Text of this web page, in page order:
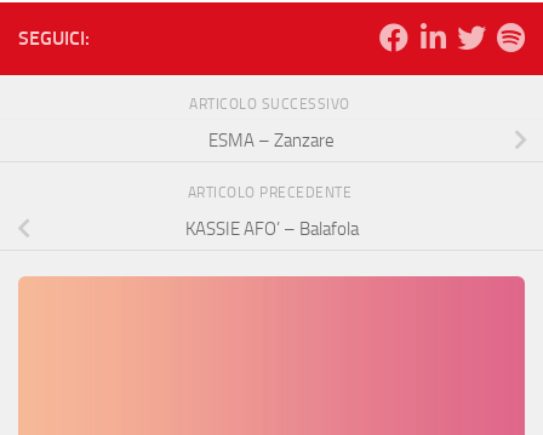
SEGUICI:
ARTICOLO SUCCESSIVO
ESMA – Zanzare
ARTICOLO PRECEDENTE
KASSIE AFO’ – Balafola